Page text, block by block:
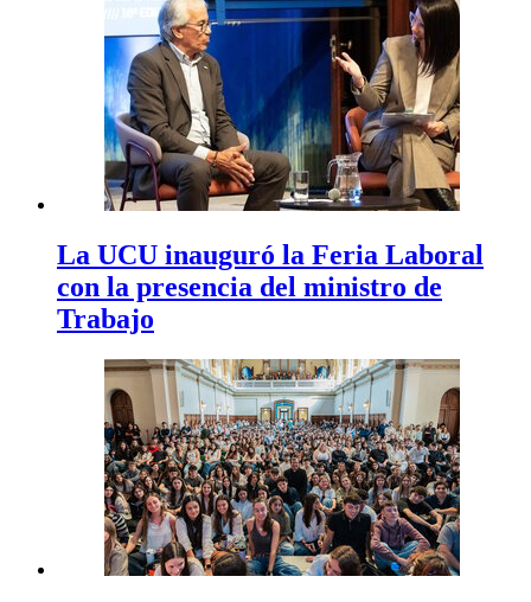
La UCU inauguró la Feria Laboral
con la presencia del ministro de
Trabajo